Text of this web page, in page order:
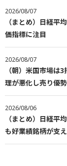
2026/08/07
（まとめ）日経
価指標に注目
2026/08/07
（朝）米国市場
理が悪化し売り優
2026/08/06
（まとめ）日経
も好業績銘柄が支え